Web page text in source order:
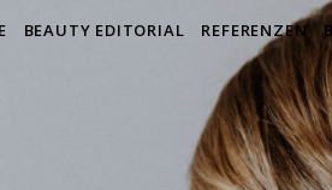
BEAUTY EDITORIAL REFERENZEN